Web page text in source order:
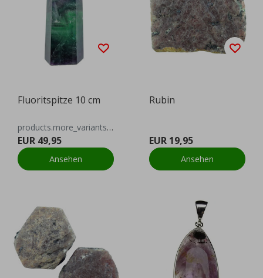
Fluoritspitze 10 cm
products.more_variants_available
EUR 49,95
Ansehen
Rubin
EUR 19,95
Ansehen